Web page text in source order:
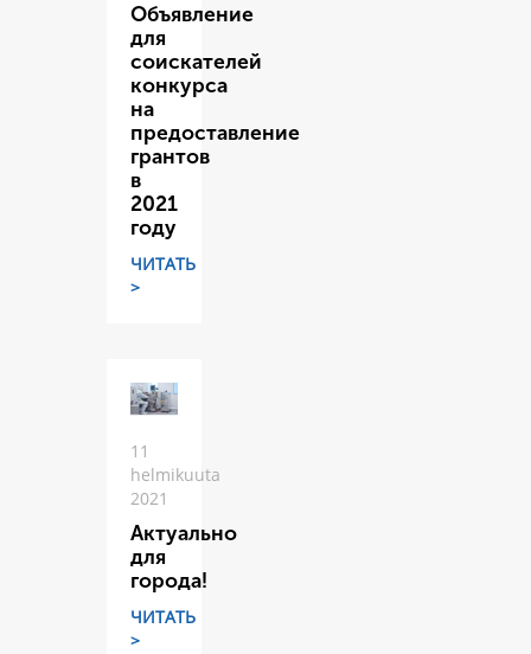
Объявление
для
соискателей
конкурса
на
предоставление
грантов
в
2021
году
ЧИТАТЬ
>
11
helmikuuta
2021
Актуально
для
города!
ЧИТАТЬ
>